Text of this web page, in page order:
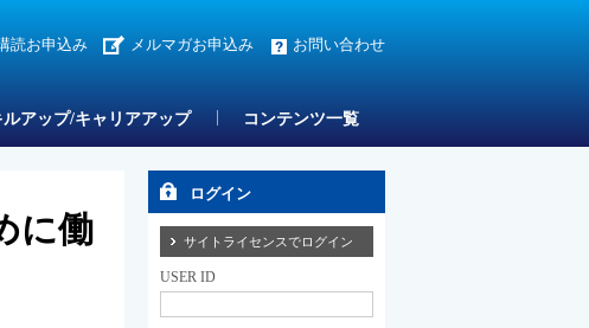
読お申込み メルマガお申込み お問い合わせ
ルアップ/キャリアアップ コンテンツ一覧
に働
ログイン
サイトライセンスでログイン
USER ID